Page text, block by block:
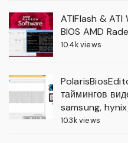
ATIFlash &
BIOS AMD
10.4k views
таймингов
samsung,
10.3k views